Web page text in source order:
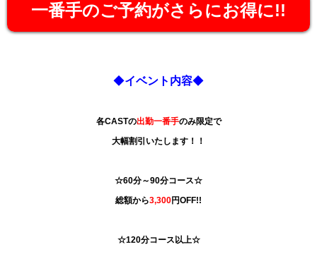
一番手のご予約がさらにお得に!!
◆イベント内容◆
各CASTの出勤一番手のみ限定で
大幅割引いたします！！
☆60分～90分コース☆
総額から3,300円OFF!!
☆120分コース以上☆